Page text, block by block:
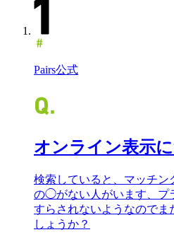
Pairs公式
オンライン表示
検索していると、マッチ
の◯がない人がいます、プ
すらされないようなので
しょうか？